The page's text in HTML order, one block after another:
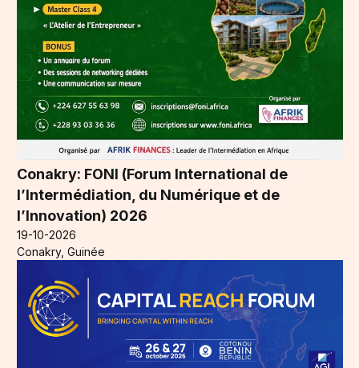
Conakry: FONI (Forum International de
l’Intermédiation, du Numérique et de
l’Innovation) 2026
19-10-2026
Conakry, Guinée